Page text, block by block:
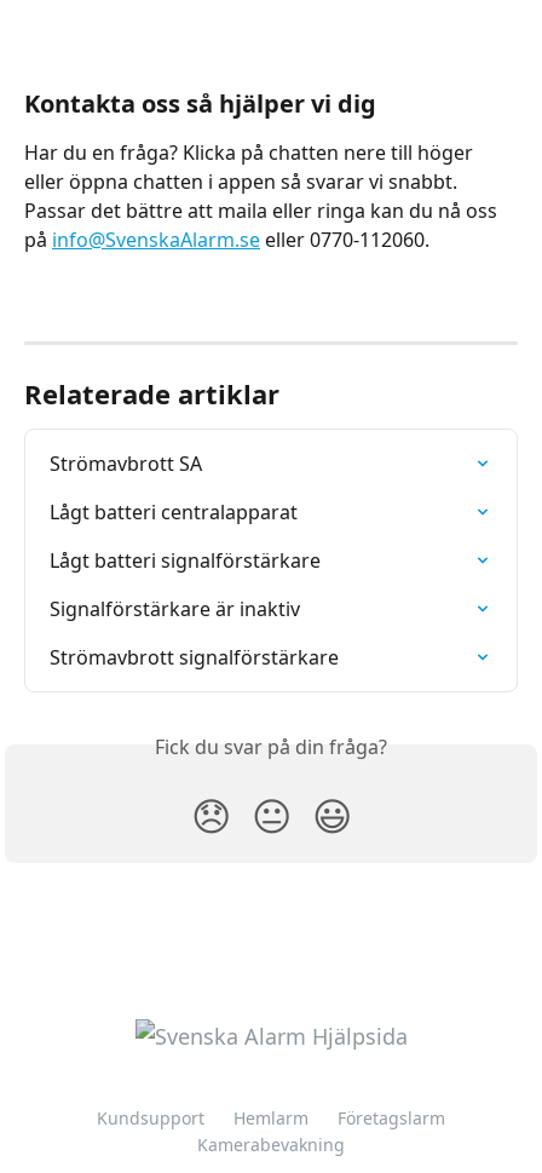
Kontakta oss så hjälper vi dig
Har du en fråga? Klicka på chatten nere till höger
eller öppna chatten i appen så svarar vi snabbt.
Passar det bättre att maila eller ringa kan du nå oss
på info@SvenskaAlarm.se eller 0770-112060.
Relaterade artiklar
Strömavbrott SA
Lågt batteri centralapparat
Lågt batteri signalförstärkare
Signalförstärkare är inaktiv
Strömavbrott signalförstärkare
Fick du svar på din fråga?
😞 😐 😃
Kundsupport Hemlarm
Företagslarm
Kamerabevakning